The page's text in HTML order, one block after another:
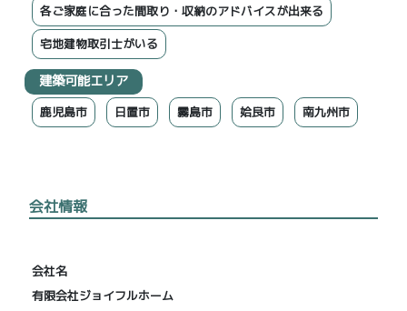
各ご家庭に合った間取り・収納のアドバイスが出来る
宅地建物取引士がいる
建築可能エリア
鹿児島市 日置市 霧島市 姶良市 南九州市
会社情報
会社名
有限会社ジョイフルホーム